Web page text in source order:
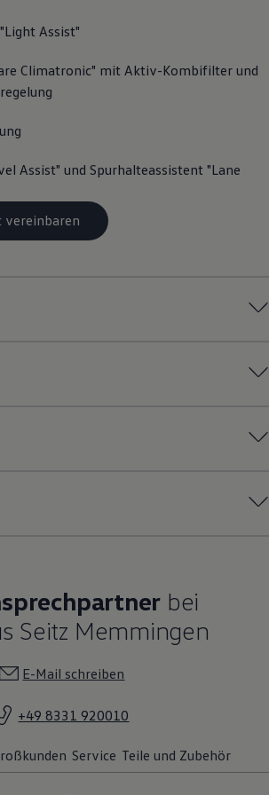
R
Kundenbetreuung
Assist"
Climatronic" mit Aktiv-Kombifilter und
Assist" und Spurhalteassistent "Lane
bei
Seitz Memmingen
E-Mail schreiben
+49 8331 920010
Service Teile und Zubehör